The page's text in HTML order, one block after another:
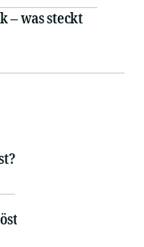
– was steckt